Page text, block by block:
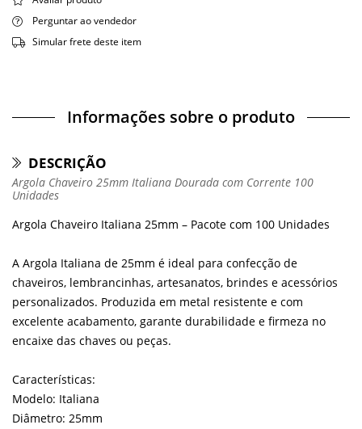
Perguntar ao vendedor
Simular frete deste item
Informações sobre o produto
DESCRIÇÃO
Argola Chaveiro 25mm Italiana Dourada com Corrente 100
Unidades
Argola Chaveiro Italiana 25mm – Pacote com 100 Unidades
A Argola Italiana de 25mm é ideal para confecção de
chaveiros, lembrancinhas, artesanatos, brindes e acessórios
personalizados. Produzida em metal resistente e com
excelente acabamento, garante durabilidade e firmeza no
encaixe das chaves ou peças.
Características:
Modelo: Italiana
Diâmetro: 25mm